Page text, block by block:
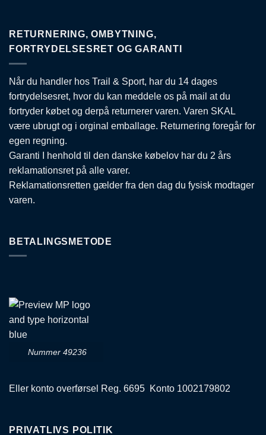
RETURNERING, OMBYTNING,
FORTRYDELSESRET OG GARANTI
Når du handler hos Trail & Sport, har du 14 dages
fortrydelsesret, hvor du kan meddele os på mail at du
fortryder købet og derpå returnerer varen. Varen SKAL
være ubrugt og i orginal emballage. Returnering foregår for
egen regning.
Garanti I henhold til den danske købelov har du 2 års
reklamationsret på alle varer.
Reklamationsretten gælder fra den dag du fysisk modtager
varen.
BETALINGSMETODE
Nummer 49236
Eller konto overførsel Reg. 6695 Konto 1002179802
PRIVATLIVS POLITIK